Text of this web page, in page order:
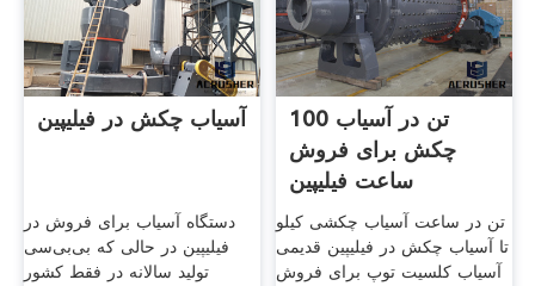
آسیاب چکش در فیلیپین
دستگاه آسیاب برای فروش در
فیلیپین در حالی که بی‌بی‌سی
تولید سالانه در فقط کشور
100 تن در آسیاب
چکش برای فروش
ساعت فیلیپین
تن در ساعت آسیاب چکشی کیلو
تا آسیاب چکش در فیلیپین قدیمی
آسیاب کلسیت توپ برای فروش